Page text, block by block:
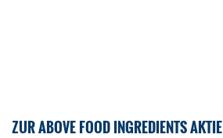
ZUR ABOVE FOOD INGREDIENTS AKTIE